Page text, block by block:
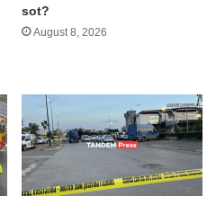
sot?
August 8, 2026